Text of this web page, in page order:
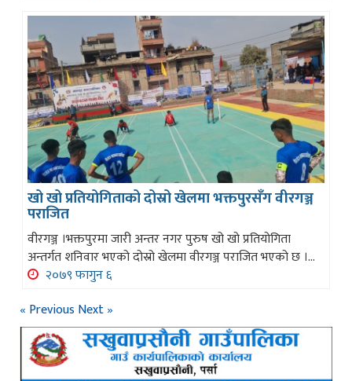
खो खो प्रतियोगिताको दोस्रो खेलमा भक्तपुरसँग वीरगञ्ज
पराजित
वीरगञ्ज ।भक्तपुरमा जारी अन्तर नगर पुरुष खो खो प्रतियोगिता
अन्तर्गत शनिवार भएको दोस्रो खेलमा वीरगञ्ज पराजित भएको छ ।...
२०७९ फागुन ६
« Previous Next »